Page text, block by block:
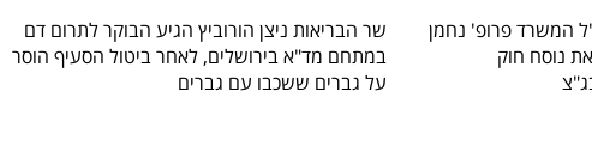
המשרד פרופ' נחמן
נוסח חוק
שר הבריאות ניצן הורוביץ הגיע הבוקר לתרום דם
במתחם מד"א בירושלים, לאחר ביטול הסעיף הוסר
על גברים ששכבו עם גברים